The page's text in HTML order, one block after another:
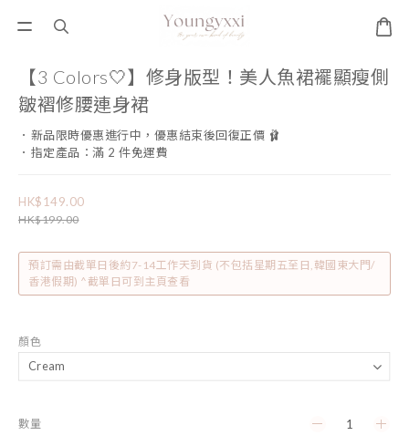
【3 Colors🤍】修身版型！美人魚裙襬顯瘦側
皺褶修腰連身裙
．新品限時優惠進行中，優惠結束後回復正價 🩰
．指定產品：滿 2 件免運費
HK$149.00
HK$199.00
預訂需由截單日後約7-14工作天到貨 (不包括星期五至日,韓國東大門/
香港假期) ^截單日可到主頁查看
顏色
數量